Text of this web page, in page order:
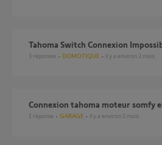
Tahoma Switch Connexion
3 réponses DOMOTIQUE il y a environ 2 mois
Connexion tahoma moteur somfy
1 réponse GARAGE il y a environ 2 mois